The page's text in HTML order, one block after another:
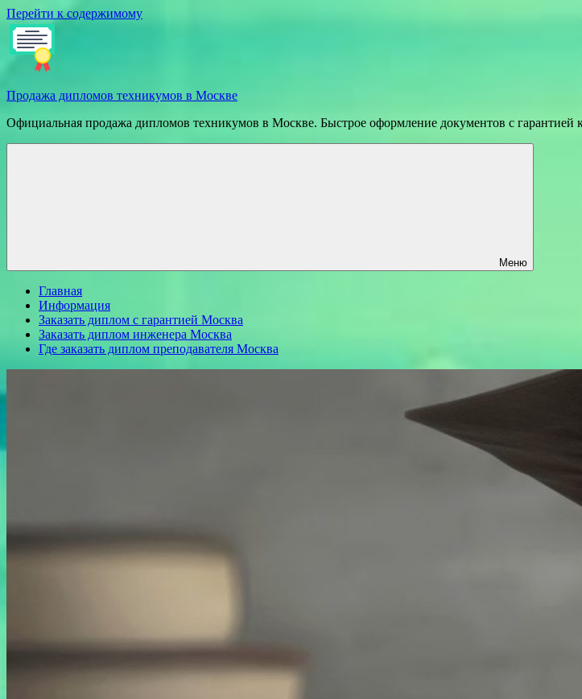
Перейти к содержимому
Продажа дипломов техникумов в Москве
Официальная продажа дипломов техникумов в Москве. Быстрое оформление документов с гарантией
Меню
Главная
Информация
Заказать диплом с гарантией Москва
Заказать диплом инженера Москва
Где заказать диплом преподавателя Москва